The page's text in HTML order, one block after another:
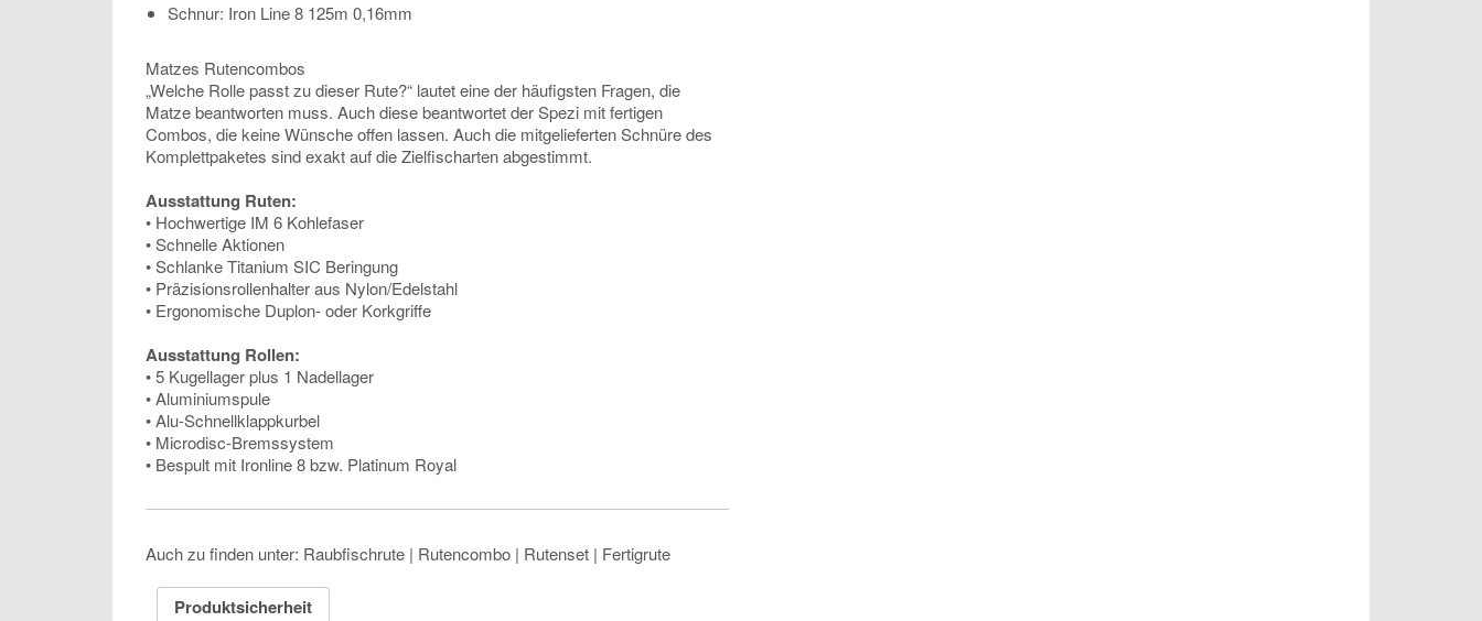
Schnur: Iron Line 8 125m 0,16mm
Matzes Rutencombos
„Welche Rolle passt zu dieser Rute?“ lautet eine der häufigsten Fragen, die
Matze beantworten muss. Auch diese beantwortet der Spezi mit fertigen
Combos, die keine Wünsche offen lassen. Auch die mitgelieferten Schnüre des
Komplettpaketes sind exakt auf die Zielfischarten abgestimmt.
Ausstattung Ruten:
• Hochwertige IM 6 Kohlefaser
• Schnelle Aktionen
• Schlanke Titanium SIC Beringung
• Präzisionsrollenhalter aus Nylon/Edelstahl
• Ergonomische Duplon- oder Korkgriffe
Ausstattung Rollen:
• 5 Kugellager plus 1 Nadellager
• Aluminiumspule
• Alu-Schnellklappkurbel
• Microdisc-Bremssystem
• Bespult mit Ironline 8 bzw. Platinum Royal
Auch zu finden unter: Raubfischrute | Rutencombo | Rutenset | Fertigrute
Produktsicherheit